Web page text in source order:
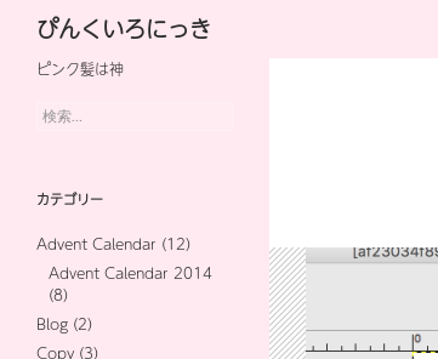
ぴんくいろにっき
ピンク髪は神
検
カテゴリー
Advent Calendar (12)
Advent Calendar 2014
(8)
Blog (2)
Copy (3)